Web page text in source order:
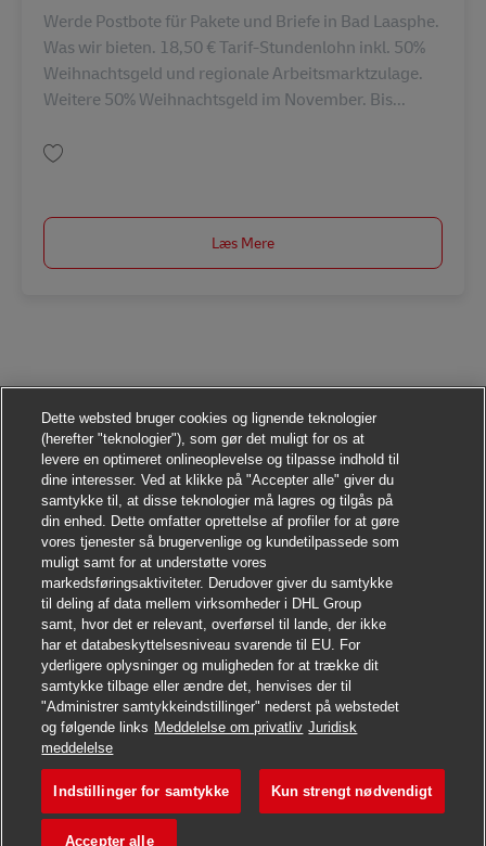
Søg jobbet
Gem job Postbote für Pakete und
Werde Postbote für Pakete und Briefe in Bad Laasphe.
Was wir bieten. 18,50 € Tarif-Stundenlohn inkl. 50%
Weihnachtsgeld und regionale Arbeitsmarktzulage.
Weitere 50% Weihnachtsgeld im November. Bis...
Læs Mere
Dette websted bruger cookies og lignende teknologier
(herefter "teknologier"), som gør det muligt for os at
levere en optimeret onlineoplevelse og tilpasse indhold til
dine interesser. Ved at klikke på "Accepter alle" giver du
samtykke til, at disse teknologier må lagres og tilgås på
din enhed. Dette omfatter oprettelse af profiler for at gøre
vores tjenester så brugervenlige og kundetilpassede som
muligt samt for at understøtte vores
markedsføringsaktiviteter. Derudover giver du samtykke
til deling af data mellem virksomheder i DHL Group
samt, hvor det er relevant, overførsel til lande, der ikke
har et databeskyttelsesniveau svarende til EU. For
yderligere oplysninger og muligheden for at trække dit
samtykke tilbage eller ændre det, henvises der til
"Administrer samtykkeindstillinger" nederst på webstedet
og følgende links Meddelelse om privatliv Juridisk
meddelelse
Indstillinger for samtykke Kun strengt nødvendigt
Accepter alle